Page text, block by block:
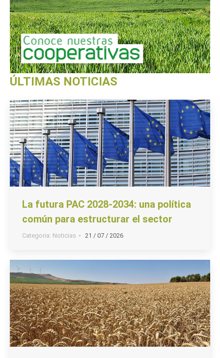
ÚLTIMAS NOTICIAS
La futura PAC 2028-2034: una política
común para estructurar el sector
Categoria: Noticias 21 / 07 / 2026